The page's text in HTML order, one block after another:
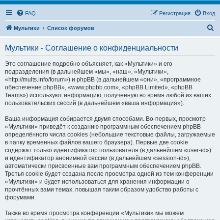
FAQ Вход
Регистрация
Мультики Список форумов
Мультики - Соглашение о конфиденциальности
Это соглашение подробно объясняет, как «Мультики» и его
подразделения (в дальнейшем «мы», «наш», «Мультики»,
«http://mults.info/forum») и phpBB (в дальнейшем «они», «программное
обеспечение phpBB», «www.phpbb.com», «phpBB Limited», «phpBB
Teams») используют информацию, полученную во время любой из ваших
пользовательских сессий (в дальнейшем «ваша информация»).
Ваша информация собирается двумя способами. Во-первых, просмотр
«Мультики» приведёт к созданию программным обеспечением phpBB
определённого числа cookies (небольшие текстовые файлы, загружаемые
в папку временных файлов вашего браузера). Первые две cookie
содержат только идентификатор пользователя (в дальнейшем «user-id»)
и идентификатор анонимной сессии (в дальнейшем «session-id»),
автоматически присвоенные вам программным обеспечением phpBB.
Третья cookie будет создана после просмотра одной из тем конференции
«Мультики» и будет использоваться для хранения информации о
прочтённых вами темах, повышая таким образом удобство работы с
форумами.
Также во время просмотра конференции «Мультики» мы можем